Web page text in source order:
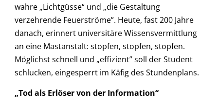
wahre „Lichtgüsse“ und „die Gestaltung
verzehrende Feuerströme”. Heute, fast 200 Jahre
danach, erinnert universitäre Wissensvermittlung
an eine Mastanstalt: stopfen, stopfen, stopfen.
Möglichst schnell und „effizient” soll der Student
schlucken, eingesperrt im Käfig des Stundenplans.
„Tod als Erlöser von der Information“